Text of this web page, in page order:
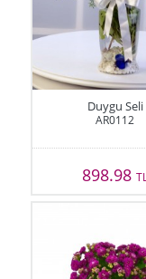
Duygu Seli
AR0112
898.98TL